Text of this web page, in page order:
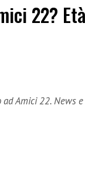
22?
Amici 22. News